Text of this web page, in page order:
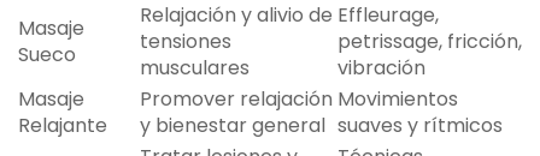
Masaje
Sueco
Relajación y alivio de
tensiones
musculares
Effleurage,
petrissage, fricción,
vibración
Masaje
Relajante
Promover relajación
y bienestar general
Movimientos
suaves y rítmicos